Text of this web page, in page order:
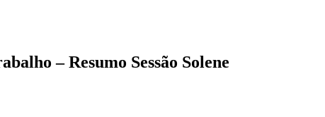
– Resumo Sessão Solene